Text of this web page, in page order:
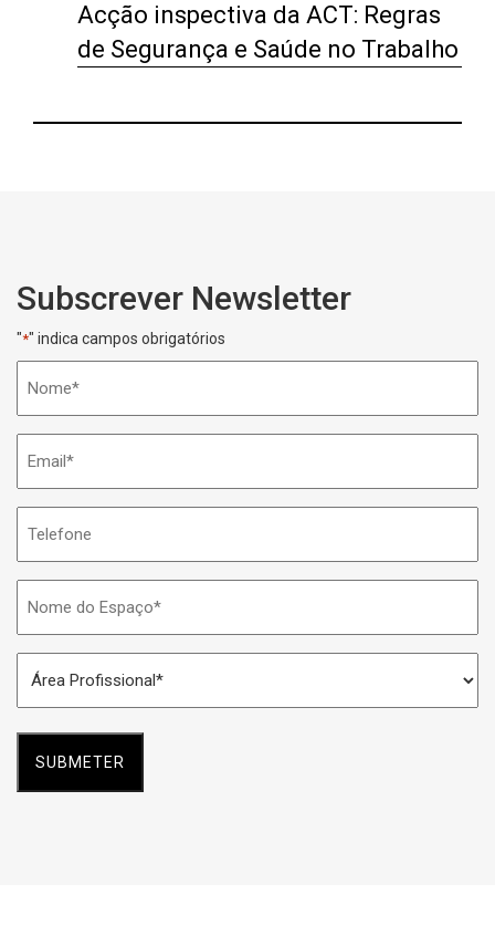
Acção inspectiva da ACT: Regras
de Segurança e Saúde no Trabalho
Subscrever Newsletter
"*" indica campos obrigatórios
do
Espaço
Profissional
*